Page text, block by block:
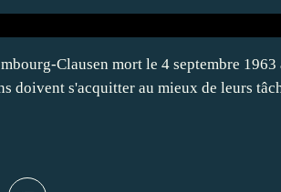
Clausen mort le 4 septembre 1963
doivent s'acquitter au mieux de leurs